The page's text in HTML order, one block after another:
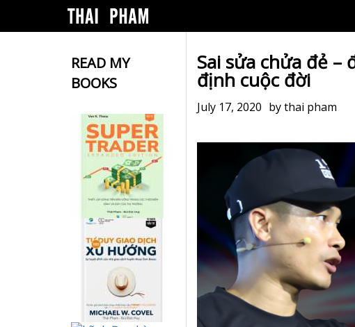
READ MY
BOOKS
Sai sửa chửa đẻ
định cuộc đời
July 17, 2020 bythai pham